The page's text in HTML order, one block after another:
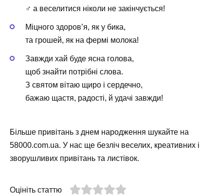
‍♂️ а веселитися ніколи не закінчується!
Міцного здоров’я, як у бика,
та грошей, як на фермі молока!
Завжди хай буде ясна голова,
щоб знайти потрібні слова.
З святом вітаю щиро і сердечно,
бажаю щастя, радості, й удачі завжди!
Більше привітань з днем ​​народження шукайте на
58000.com.ua. У нас ще безліч веселих, креативних і
зворушливих привітань та листівок.
Оцініть статтю